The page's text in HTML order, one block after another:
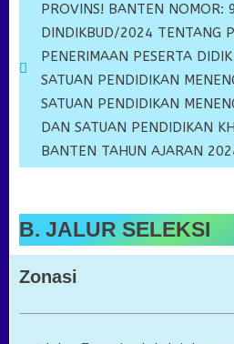
PROVINS! BANTEN
DINDIKBUD/2024 TENTANG
PENERIMAAN PESERTA
SATUAN PENDIDIKAN
SATUAN PENDIDIKAN
DAN SATUAN PENDIDIKAN
BANTEN TAHUN AJARAN
B. JALUR SELEKSI
Zonasi